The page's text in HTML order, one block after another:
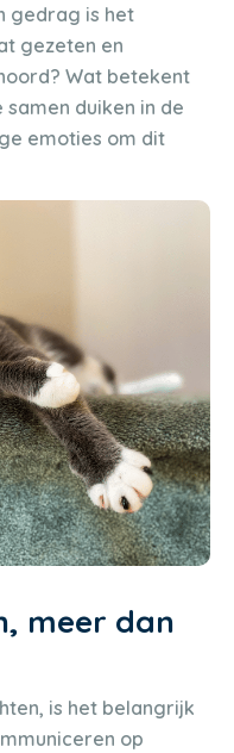
gedrag is het
gezeten en
Wat betekent
duiken in de
emoties om dit
meer dan
is het belangrijk
op